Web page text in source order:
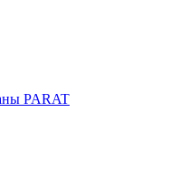
PARAT